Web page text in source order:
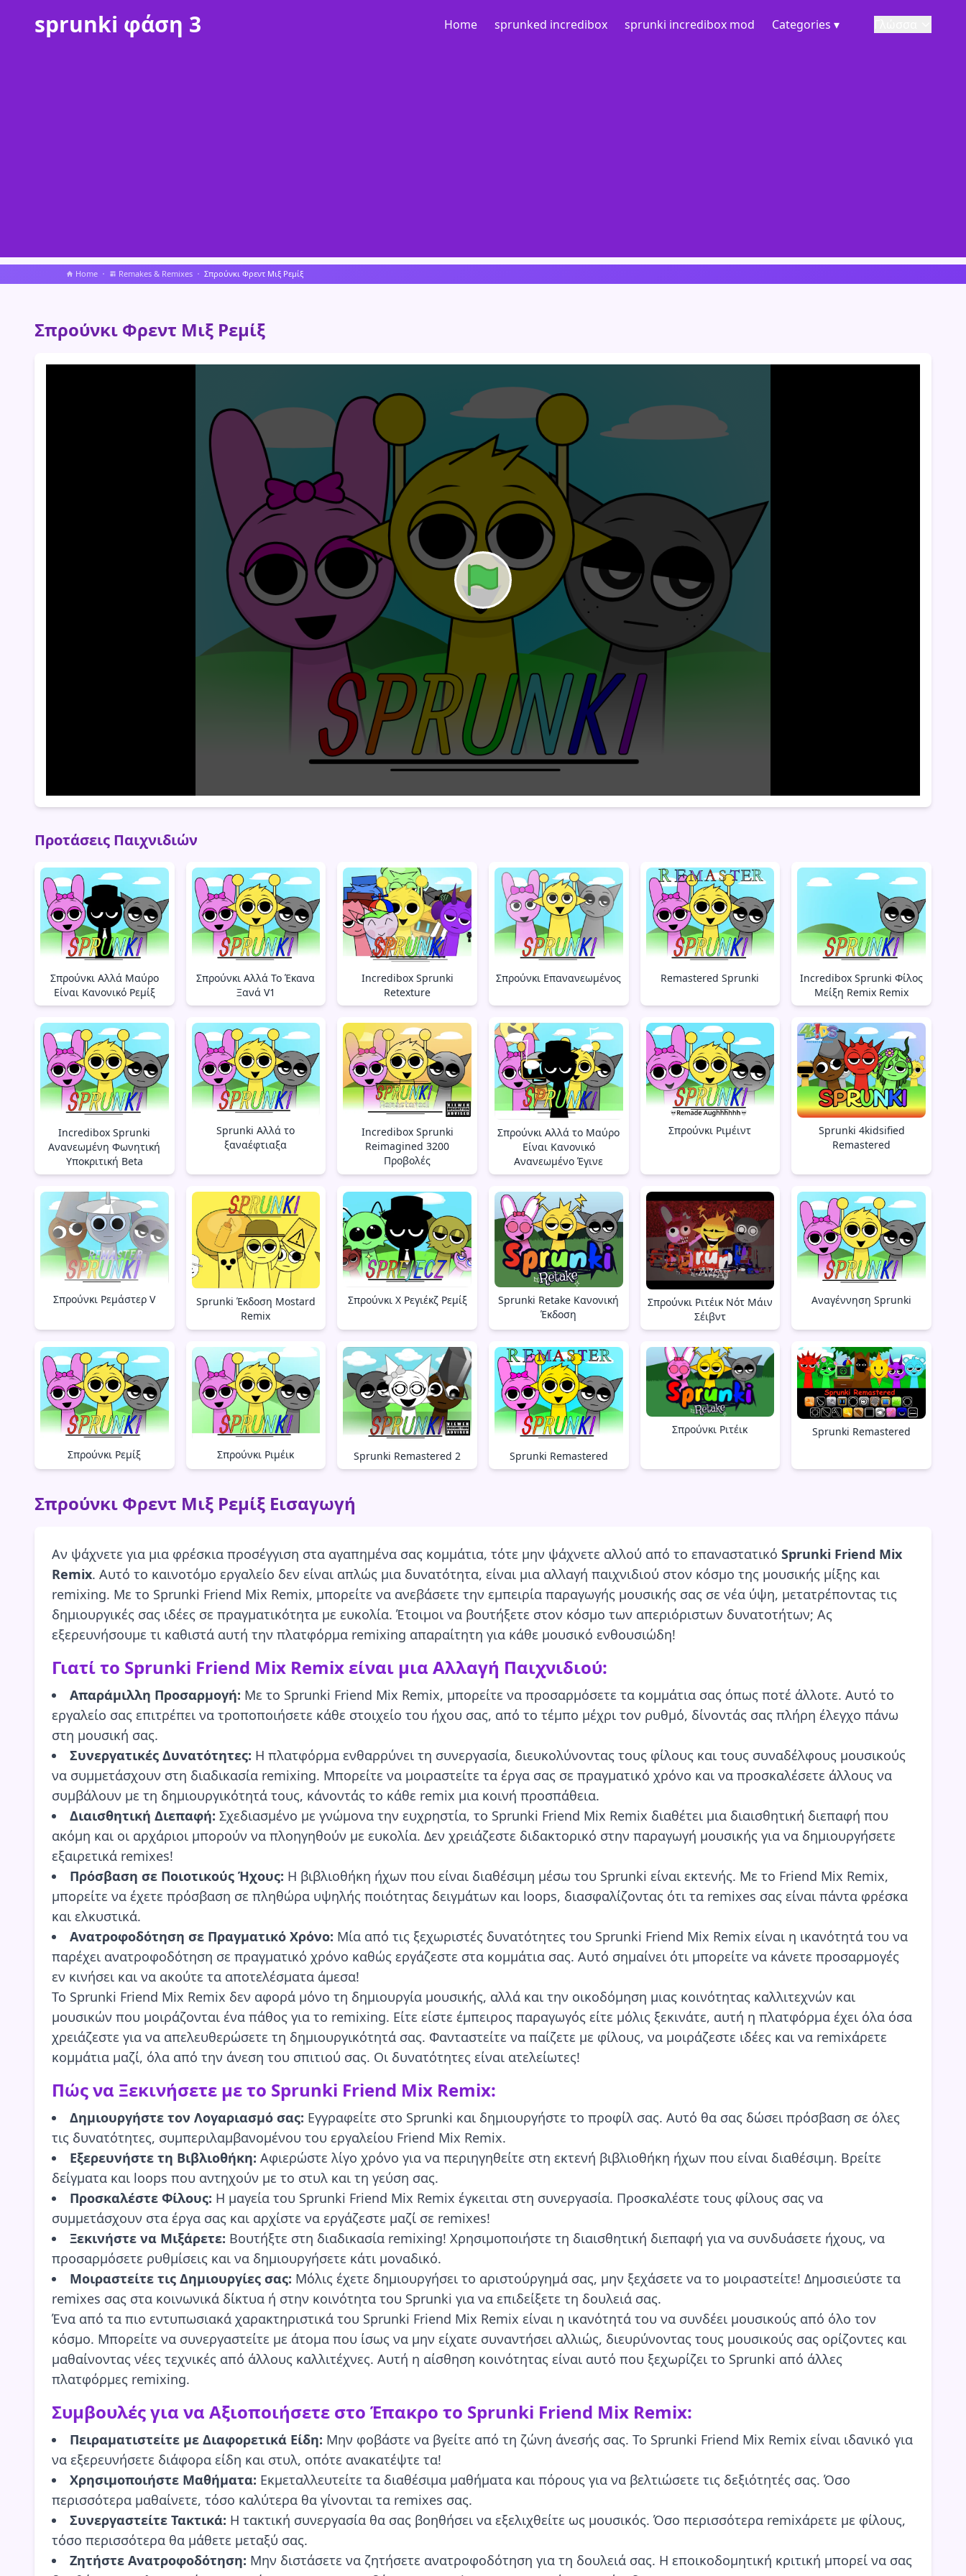
sprunki φάση 3 Home sprunked incredibox sprunki incredibox mod Categories ▾
Home Remakes & Remixes Σπρούνκι Φρεντ Μιξ Ρεμίξ
Σπρούνκι Φρεντ Μιξ Ρεμίξ
Προτάσεις Παιχνιδιών
Σπρούνκι Αλλά Μαύρο
Είναι Κανονικό Ρεμίξ
Σπρούνκι Αλλά Το Έκανα
Ξανά V1
Incredibox Sprunki
Retexture
Σπρούνκι Επανανεωμένος Remastered Sprunki
Incredibox Sprunki Φίλος
Μείξη Remix Remix
Incredibox Sprunki
Ανανεωμένη Φωνητική
Υποκριτική Beta
Sprunki Αλλά το
ξαναέφτιαξα
Incredibox Sprunki
Reimagined 3200
Προβολές
Σπρούνκι Αλλά το Μαύρο
Είναι Κανονικό
Ανανεωμένο Έγινε
Σπρούνκι Ριμέιντ
Sprunki 4kidsified
Remastered
Σπρούνκι Ρεμάστερ V
Sprunki Έκδοση Mostard
Remix
Σπρούνκι Χ Ρεγιέκζ Ρεμίξ
Sprunki Retake Κανονική
Έκδοση
Σπρούνκι Ριτέικ Νότ Μάιν
Σέιβντ
Αναγέννηση Sprunki
Σπρούνκι Ρεμίξ Σπρούνκι Ριμέικ Sprunki Remastered 2 Sprunki Remastered
Σπρούνκι Ριτέικ Sprunki Remastered
Σπρούνκι Φρεντ Μιξ Ρεμίξ Εισαγωγή
Αν ψάχνετε για μια φρέσκια προσέγγιση στα αγαπημένα σας κομμάτια, τότε μην ψάχνετε αλλού από το επαναστατικό Sprunki Friend Mix
Remix. Αυτό το καινοτόμο εργαλείο δεν είναι απλώς μια δυνατότητα, είναι μια αλλαγή παιχνιδιού στον κόσμο της μουσικής μίξης και
remixing. Με το Sprunki Friend Mix Remix, μπορείτε να ανεβάσετε την εμπειρία παραγωγής μουσικής σας σε νέα ύψη, μετατρέποντας τις
δημιουργικές σας ιδέες σε πραγματικότητα με ευκολία. Έτοιμοι να βουτήξετε στον κόσμο των απεριόριστων δυνατοτήτων; Ας
εξερευνήσουμε τι καθιστά αυτή την πλατφόρμα remixing απαραίτητη για κάθε μουσικό ενθουσιώδη!
Γιατί το Sprunki Friend Mix Remix είναι μια Αλλαγή Παιχνιδιού:
Απαράμιλλη Προσαρμογή: Με το Sprunki Friend Mix Remix, μπορείτε να προσαρμόσετε τα κομμάτια σας όπως ποτέ άλλοτε. Αυτό το
εργαλείο σας επιτρέπει να τροποποιήσετε κάθε στοιχείο του ήχου σας, από το τέμπο μέχρι τον ρυθμό, δίνοντάς σας πλήρη έλεγχο πάνω
στη μουσική σας.
Συνεργατικές Δυνατότητες: Η πλατφόρμα ενθαρρύνει τη συνεργασία, διευκολύνοντας τους φίλους και τους συναδέλφους μουσικούς
να συμμετάσχουν στη διαδικασία remixing. Μπορείτε να μοιραστείτε τα έργα σας σε πραγματικό χρόνο και να προσκαλέσετε άλλους να
συμβάλουν με τη δημιουργικότητά τους, κάνοντάς το κάθε remix μια κοινή προσπάθεια.
Διαισθητική Διεπαφή: Σχεδιασμένο με γνώμονα την ευχρηστία, το Sprunki Friend Mix Remix διαθέτει μια διαισθητική διεπαφή που
ακόμη και οι αρχάριοι μπορούν να πλοηγηθούν με ευκολία. Δεν χρειάζεστε διδακτορικό στην παραγωγή μουσικής για να δημιουργήσετε
εξαιρετικά remixes!
Πρόσβαση σε Ποιοτικούς Ήχους: Η βιβλιοθήκη ήχων που είναι διαθέσιμη μέσω του Sprunki είναι εκτενής. Με το Friend Mix Remix,
μπορείτε να έχετε πρόσβαση σε πληθώρα υψηλής ποιότητας δειγμάτων και loops, διασφαλίζοντας ότι τα remixes σας είναι πάντα φρέσκα
και ελκυστικά.
Ανατροφοδότηση σε Πραγματικό Χρόνο: Μία από τις ξεχωριστές δυνατότητες του Sprunki Friend Mix Remix είναι η ικανότητά του να
παρέχει ανατροφοδότηση σε πραγματικό χρόνο καθώς εργάζεστε στα κομμάτια σας. Αυτό σημαίνει ότι μπορείτε να κάνετε προσαρμογές
εν κινήσει και να ακούτε τα αποτελέσματα άμεσα!
Το Sprunki Friend Mix Remix δεν αφορά μόνο τη δημιουργία μουσικής, αλλά και την οικοδόμηση μιας κοινότητας καλλιτεχνών και
μουσικών που μοιράζονται ένα πάθος για το remixing. Είτε είστε έμπειρος παραγωγός είτε μόλις ξεκινάτε, αυτή η πλατφόρμα έχει όλα όσα
χρειάζεστε για να απελευθερώσετε τη δημιουργικότητά σας. Φανταστείτε να παίζετε με φίλους, να μοιράζεστε ιδέες και να remixάρετε
κομμάτια μαζί, όλα από την άνεση του σπιτιού σας. Οι δυνατότητες είναι ατελείωτες!
Πώς να Ξεκινήσετε με το Sprunki Friend Mix Remix:
Δημιουργήστε τον Λογαριασμό σας: Εγγραφείτε στο Sprunki και δημιουργήστε το προφίλ σας. Αυτό θα σας δώσει πρόσβαση σε όλες
τις δυνατότητες, συμπεριλαμβανομένου του εργαλείου Friend Mix Remix.
Εξερευνήστε τη Βιβλιοθήκη: Αφιερώστε λίγο χρόνο για να περιηγηθείτε στη εκτενή βιβλιοθήκη ήχων που είναι διαθέσιμη. Βρείτε
δείγματα και loops που αντηχούν με το στυλ και τη γεύση σας.
Προσκαλέστε Φίλους: Η μαγεία του Sprunki Friend Mix Remix έγκειται στη συνεργασία. Προσκαλέστε τους φίλους σας να
συμμετάσχουν στα έργα σας και αρχίστε να εργάζεστε μαζί σε remixes!
Ξεκινήστε να Μιξάρετε: Βουτήξτε στη διαδικασία remixing! Χρησιμοποιήστε τη διαισθητική διεπαφή για να συνδυάσετε ήχους, να
προσαρμόσετε ρυθμίσεις και να δημιουργήσετε κάτι μοναδικό.
Μοιραστείτε τις Δημιουργίες σας: Μόλις έχετε δημιουργήσει το αριστούργημά σας, μην ξεχάσετε να το μοιραστείτε! Δημοσιεύστε τα
remixes σας στα κοινωνικά δίκτυα ή στην κοινότητα του Sprunki για να επιδείξετε τη δουλειά σας.
Ένα από τα πιο εντυπωσιακά χαρακτηριστικά του Sprunki Friend Mix Remix είναι η ικανότητά του να συνδέει μουσικούς από όλο τον
κόσμο. Μπορείτε να συνεργαστείτε με άτομα που ίσως να μην είχατε συναντήσει αλλιώς, διευρύνοντας τους μουσικούς σας ορίζοντες και
μαθαίνοντας νέες τεχνικές από άλλους καλλιτέχνες. Αυτή η αίσθηση κοινότητας είναι αυτό που ξεχωρίζει το Sprunki από άλλες
πλατφόρμες remixing.
Συμβουλές για να Αξιοποιήσετε στο Έπακρο το Sprunki Friend Mix Remix:
Πειραματιστείτε με Διαφορετικά Είδη: Μην φοβάστε να βγείτε από τη ζώνη άνεσής σας. Το Sprunki Friend Mix Remix είναι ιδανικό για
να εξερευνήσετε διάφορα είδη και στυλ, οπότε ανακατέψτε τα!
Χρησιμοποιήστε Μαθήματα: Εκμεταλλευτείτε τα διαθέσιμα μαθήματα και πόρους για να βελτιώσετε τις δεξιότητές σας. Όσο
περισσότερα μαθαίνετε, τόσο καλύτερα θα γίνονται τα remixes σας.
Συνεργαστείτε Τακτικά: Η τακτική συνεργασία θα σας βοηθήσει να εξελιχθείτε ως μουσικός. Όσο περισσότερα remixάρετε με φίλους,
τόσο περισσότερα θα μάθετε μεταξύ σας.
Ζητήστε Ανατροφοδότηση: Μην διστάσετε να ζητήσετε ανατροφοδότηση για τη δουλειά σας. Η εποικοδομητική κριτική μπορεί να σας